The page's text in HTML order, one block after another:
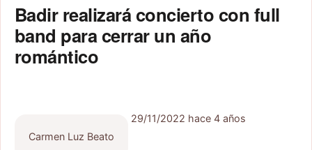
Badir realizará concierto con full
band para cerrar un año
romántico
Carmen Luz Beato
29/11/2022 hace 4 años